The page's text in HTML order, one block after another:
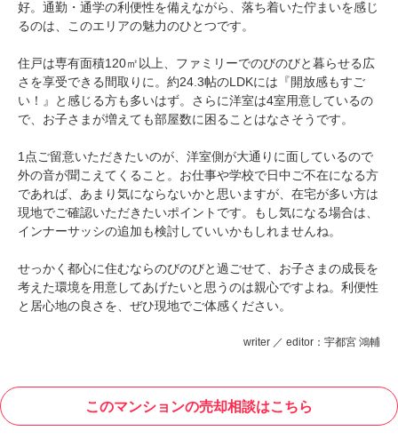
好。通勤・通学の利便性を備えながら、落ち着いた佇まいを感じ
るのは、このエリアの魅力のひとつです。
住戸は専有面積120㎡以上、ファミリーでのびのびと暮らせる広
さを享受できる間取りに。約24.3帖のLDKには『開放感もすご
い！』と感じる方も多いはず。さらに洋室は4室用意しているの
で、お子さまが増えても部屋数に困ることはなさそうです。
1点ご留意いただきたいのが、洋室側が大通りに面しているので
外の音が聞こえてくること。お仕事や学校で日中ご不在になる方
であれば、あまり気にならないかと思いますが、在宅が多い方は
現地でご確認いただきたいポイントです。もし気になる場合は、
インナーサッシの追加も検討していいかもしれませんね。
せっかく都心に住むならのびのびと過ごせて、お子さまの成長を
考えた環境を用意してあげたいと思うのは親心ですよね。利便性
と居心地の良さを、ぜひ現地でご体感ください。
writer ／ editor：宇都宮 鴻輔
このマンションの売却相談はこちら